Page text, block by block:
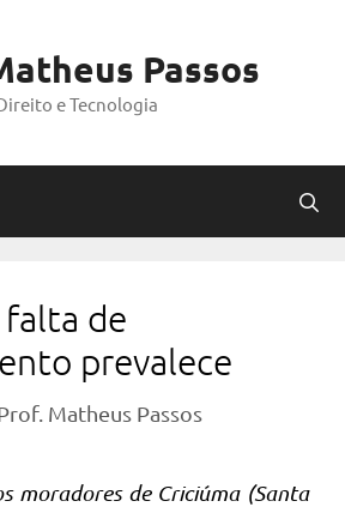
Passos
e Tecnologia
de
prevalece
Matheus Passos
moradores de Criciúma (Santa